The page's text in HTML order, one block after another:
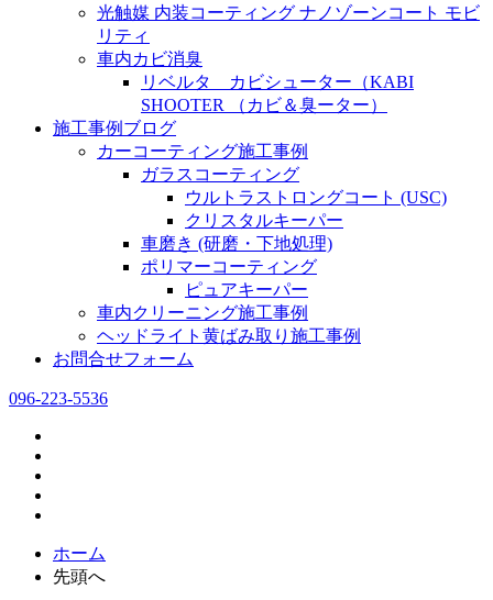
光触媒 内装コーティング ナノゾーンコート モビ
リティ
車内カビ消臭
リベルタ カビシューター（KABI
SHOOTER （カビ＆臭ーター）
施工事例ブログ
カーコーティング施工事例
ガラスコーティング
ウルトラストロングコート (USC)
クリスタルキーパー
車磨き (研磨・下地処理)
ポリマーコーティング
ピュアキーパー
車内クリーニング施工事例
ヘッドライト黄ばみ取り施工事例
お問合せフォーム
096-223-5536
ホーム
先頭へ